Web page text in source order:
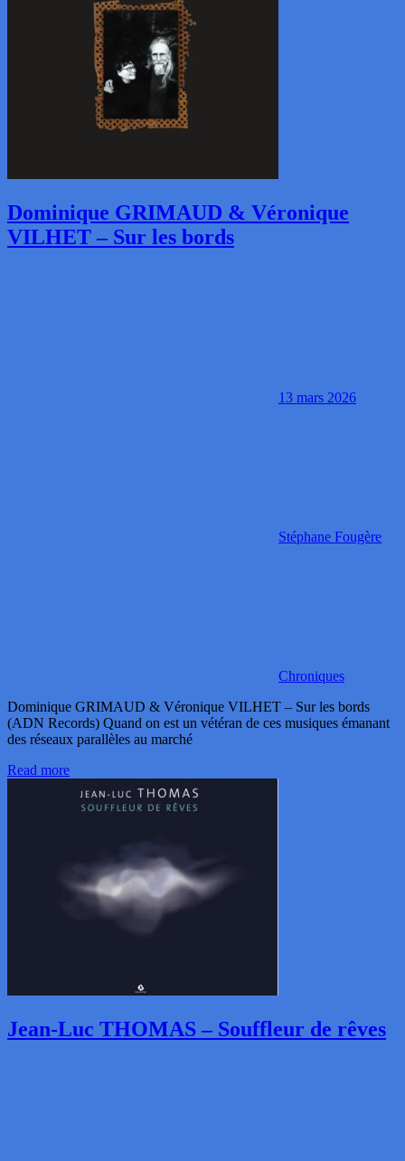
Dominique GRIMAUD & Véronique
VILHET – Sur les bords
13 mars 2026
Stéphane Fougère
Chroniques
Dominique GRIMAUD & Véronique VILHET – Sur les bords
(ADN Records) Quand on est un vétéran de ces musiques émanant
des réseaux parallèles au marché
Read more
Jean-Luc THOMAS – Souffleur de rêves